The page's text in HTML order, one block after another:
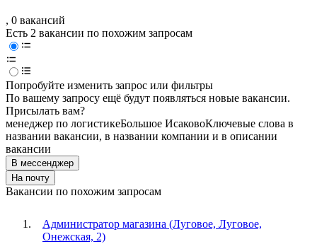
, 0 вакансий
Есть 2 вакансии по похожим запросам
Попробуйте изменить запрос или фильтры
По вашему запросу ещё будут появляться новые вакансии.
Присылать вам?
менеджер по логистикеБольшое ИсаковоКлючевые слова в
названии вакансии, в названии компании и в описании
вакансии
В мессенджер
На почту
Вакансии по похожим запросам
Администратор магазина (Луговое, Луговое,
Онежская, 2)